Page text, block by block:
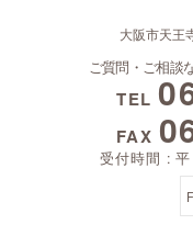
大阪市天王
ご質問・ご相談
TEL
FAX
受付時間 :